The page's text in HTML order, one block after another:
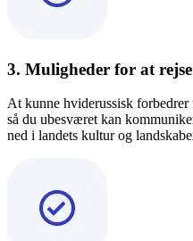
3. Muligheder for at rejse
At kunne hviderussisk
så du ubesværet kan
ned i landets kultur og